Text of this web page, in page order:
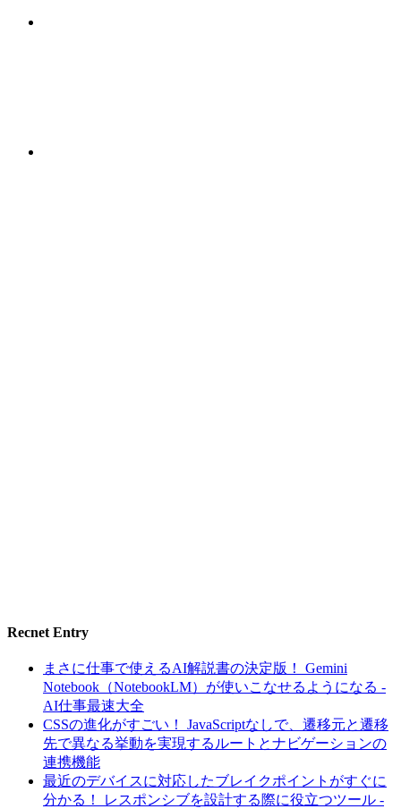
Recnet Entry
まさに仕事で使えるAI解説書の決定版！ Gemini
Notebook（NotebookLM）が使いこなせるようになる -
AI仕事最速大全
CSSの進化がすごい！ JavaScriptなしで、遷移元と遷移
先で異なる挙動を実現するルートとナビゲーションの
連携機能
最近のデバイスに対応したブレイクポイントがすぐに
分かる！ レスポンシブを設計する際に役立つツール -